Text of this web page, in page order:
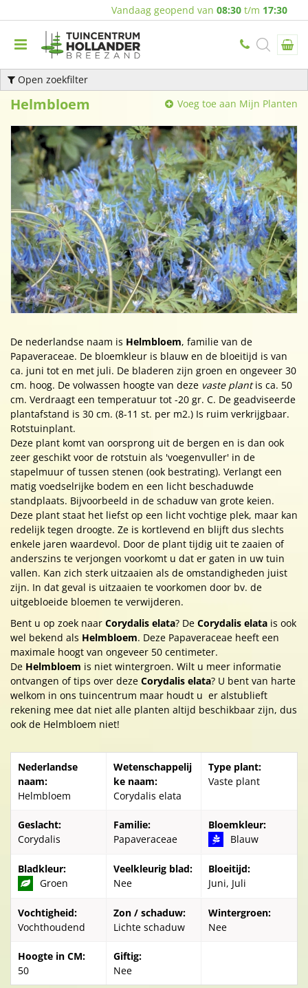
Vandaag geopend van 08:30 t/m 17:30
Open zoekfilter
Helmbloem Voeg toe aan Mijn Planten
De nederlandse naam is Helmbloem, familie van de
Papaveraceae. De bloemkleur is blauw en de bloeitijd is van
ca. juni tot en met juli. De bladeren zijn groen en ongeveer 30
cm. hoog. De volwassen hoogte van deze vaste plantis ca. 50
cm. Verdraagt een temperatuur tot -20 gr. C. De geadviseerde
plantafstand is 30 cm. (8-11 st. per m2.) Is ruim verkrijgbaar.
Rotstuinplant.
Deze plant komt van oorsprong uit de bergen en is dan ook
zeer geschikt voor de rotstuin als 'voegenvuller' in de
stapelmuur of tussen stenen (ook bestrating). Verlangt een
matig voedselrijke bodem en een licht beschaduwde
standplaats. Bijvoorbeeld in de schaduw van grote keien.
Deze plant staat het liefst op een licht vochtige plek, maar kan
redelijk tegen droogte. Ze is kortlevend en blijft dus slechts
enkele jaren waardevol. Door de plant tijdig uit te zaaien of
anderszins te verjongen voorkomt u dat er gaten in uw tuin
vallen. Kan zich sterk uitzaaien als de omstandigheden juist
zijn. In dat geval is uitzaaien te voorkomen door bv. de
uitgebloeide bloemen te verwijderen.
Bent u op zoek naar Corydalis elata? De Corydalis elata is ook
wel bekend als Helmbloem. Deze Papaveraceae heeft een
maximale hoogt van ongeveer 50 centimeter.
De Helmbloem is niet wintergroen. Wilt u meer informatie
ontvangen of tips over deze Corydalis elata? U bent van harte
welkom in ons tuincentrum maar houdt u er alstublieft
rekening mee dat niet alle planten altijd beschikbaar zijn, dus
ook de Helmbloem niet!
Nederlandse
naam:
Helmbloem
Wetenschappelij
ke naam:
Corydalis elata
Type plant:
Vaste plant
Geslacht:
Corydalis
Familie:
Papaveraceae
Bloemkleur:
Blauw
Bladkleur:
Groen
Veelkleurig blad:
Nee
Bloeitijd:
Juni, Juli
Vochtigheid:
Vochthoudend
Zon / schaduw:
Lichte schaduw
Wintergroen:
Nee
Hoogte in CM:
50
Giftig:
Nee